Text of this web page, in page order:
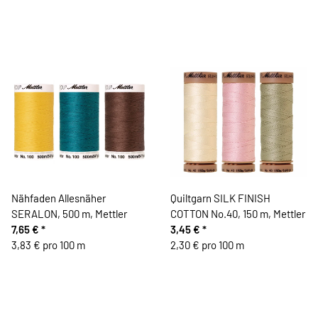
Nähfaden Allesnäher
SERALON, 500 m, Mettler
7,65 € *
3,83 € pro 100 m
Quiltgarn SILK FINISH
COTTON No.40, 150 m, Mettler
3,45 € *
2,30 € pro 100 m